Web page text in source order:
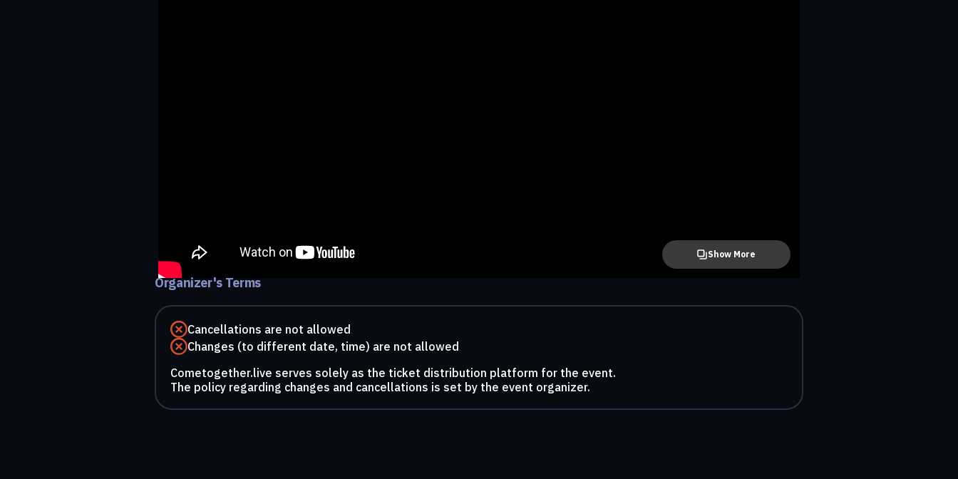
Show More
Organizer's Terms
Cancellations are not allowed
Changes (to different date, time) are not allowed
Cometogether.live serves solely as the ticket distribution platform for the event.
The policy regarding changes and cancellations is set by the event organizer.